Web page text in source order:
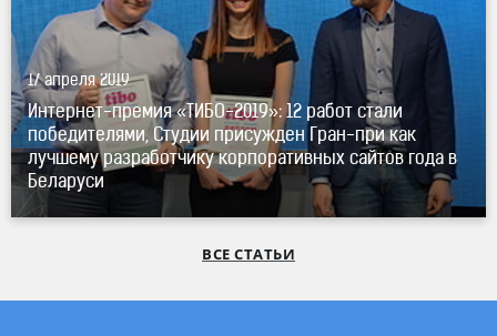
17 апреля 2019
Интернет-премия «ТИБО-2019»: 12 работ стали
победителями, Студии присужден Гран-при как
лучшему разработчику корпоративных сайтов года в
Беларуси
ВСЕ СТАТЬИ